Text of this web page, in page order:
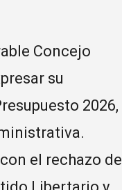
Concejo
su
2026,
el rechazo de